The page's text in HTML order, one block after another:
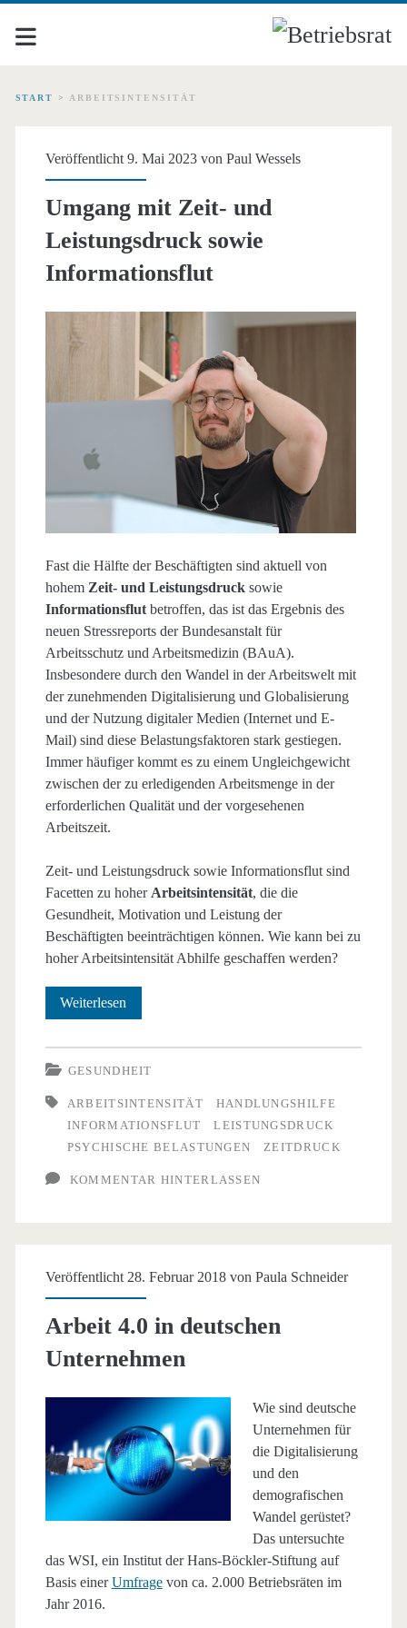
START > ARBEITSINTENSITÄT
Schlagwort:
Veröffentlicht 9. Mai 2023 von Paul Wessels
Umgang mit Zeit- und
Leistungsdruck sowie
Informationsflut
Fast die Hälfte der Beschäftigten sind aktuell von
hohem Zeit- und Leistungsdrucksowie
Informationsflutbetroffen, das ist das Ergebnis des
neuen Stressreports der Bundesanstalt für
Arbeitsschutz und Arbeitsmedizin (BAuA).
Insbesondere durch den Wandel in der Arbeitswelt mit
der zunehmenden Digitalisierung und Globalisierung
und der Nutzung digitaler Medien (Internet und E-
Mail) sind diese Belastungsfaktoren stark gestiegen.
Immer häufiger kommt es zu einem Ungleichgewicht
zwischen der zu erledigenden Arbeitsmenge in der
erforderlichen Qualität und der vorgesehenen
Arbeitszeit.
Zeit- und Leistungsdruck sowie Informationsflut sind
Facetten zu hoher Arbeitsintensität, die die
Gesundheit, Motivation und Leistung der
Beschäftigten beeinträchtigen können. Wie kann bei zu
hoher Arbeitsintensität Abhilfe geschaffen werden?
Weiterlesen
Zeit-
und
Leistungsdruck
GESUNDHEIT
ARBEITSINTENSITÄT
HANDLUNGSHILFE
INFORMATIONSFLUT
LEISTUNGSDRUCK
PSYCHISCHE BELASTUNGEN
ZEITDRUCK
KOMMENTAR HINTERLASSEN
Veröffentlicht 28. Februar 2018 von Paula Schneider
Arbeit 4.0 in deutschen
Unternehmen
Wie sind deutsche
Unternehmen für
die Digitalisierung
und den
demografischen
Wandel gerüstet?
Das untersuchte
das WSI, ein Institut der Hans-Böckler-Stiftung auf
Basis einerUmfragevon ca. 2.000 Betriebsräten im
Jahr 2016.